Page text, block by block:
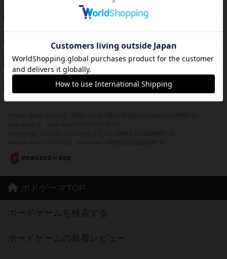
PT
PT
紹介文あり 1件の投稿
PT
Bitter End ブタペスト救出作戦
紹介文なし 1件の投稿
42 PT
ドコジャン
紹介文あり 10件の投稿
ボドゲーマTOP
ボードゲームを検索する
ボードゲームの新着レビュー